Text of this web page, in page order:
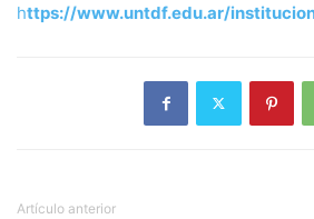
https://www.untdf.edu.ar/
Artículo anterior